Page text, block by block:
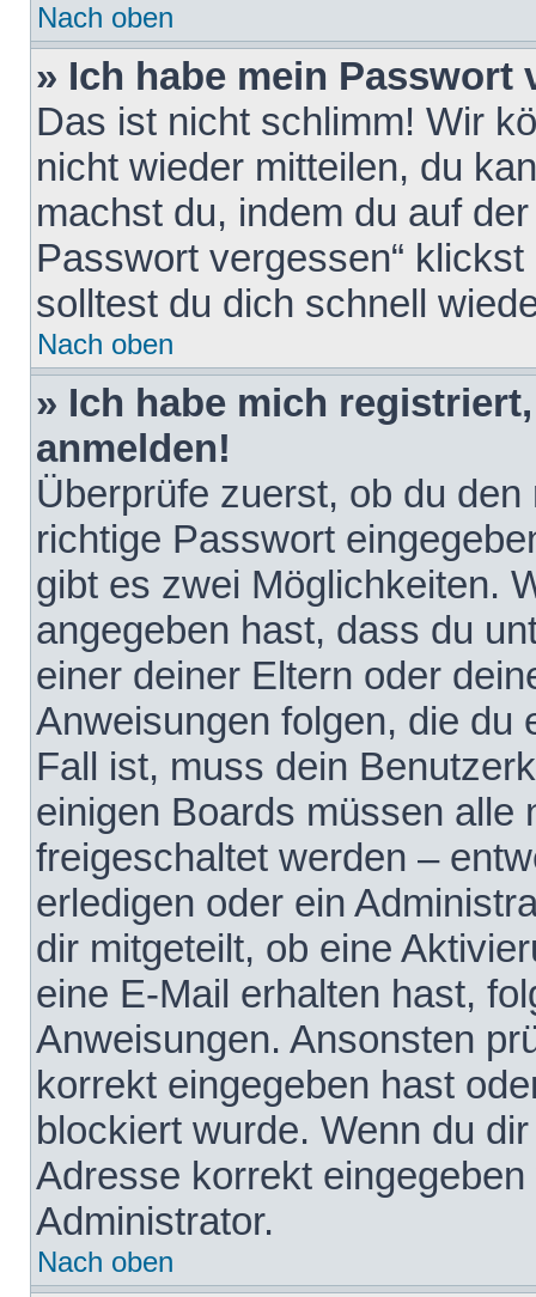
Nach oben
» Ich habe mein Passwort
Das ist nicht schlimm! Wir
nicht wieder mitteilen, du
machst du, indem du auf
Passwort vergessen“
solltest du dich schnell
Nach oben
» Ich habe mich
anmelden!
Überprüfe zuerst, ob du
richtige Passwort
gibt es zwei Möglichkeiten.
angegeben hast, dass du
einer deiner Eltern oder
Anweisungen folgen, die du
Fall ist, muss dein
einigen Boards müssen alle
freigeschaltet werden –
erledigen oder ein
dir mitgeteilt, ob eine
eine E-Mail erhalten hast,
Anweisungen. Ansonsten
korrekt eingegeben hast
blockiert wurde. Wenn du
Adresse korrekt
Administrator.
Nach oben